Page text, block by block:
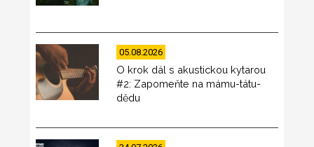
05.08.2026
O krok dál s akustickou kytarou
#2: Zapomeňte na mámu-tátu-
dědu